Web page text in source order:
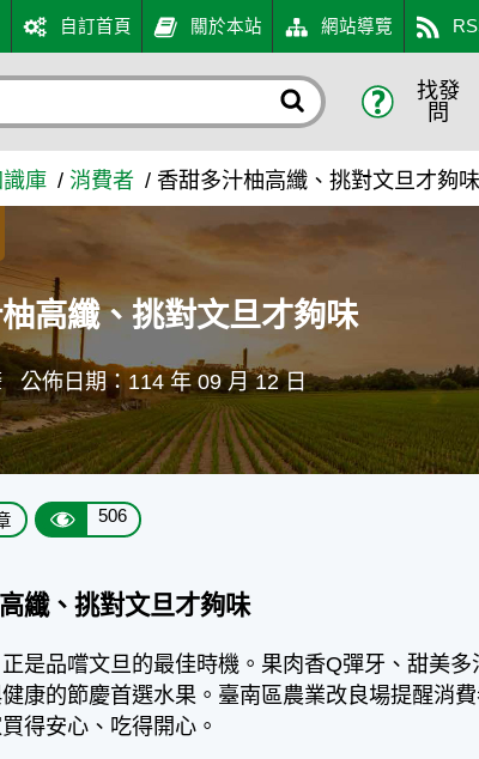
夠味 - 農業知識入口網
自訂首頁 關於本站 網站導覽
找發
問
庫 消費者 香甜多汁柚高纖、挑對文旦才夠味
高纖、挑對文旦才夠味
公佈日期：114 年 09 月 12 日
506
纖、挑對文旦才夠味
是品嚐文旦的最佳時機。果肉香Q彈牙、甜美
康的節慶首選水果。臺南區農業改良場提醒消
得安心、吃得開心。